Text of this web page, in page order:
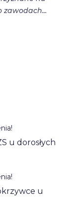
zawodach...
u dorosłych
u